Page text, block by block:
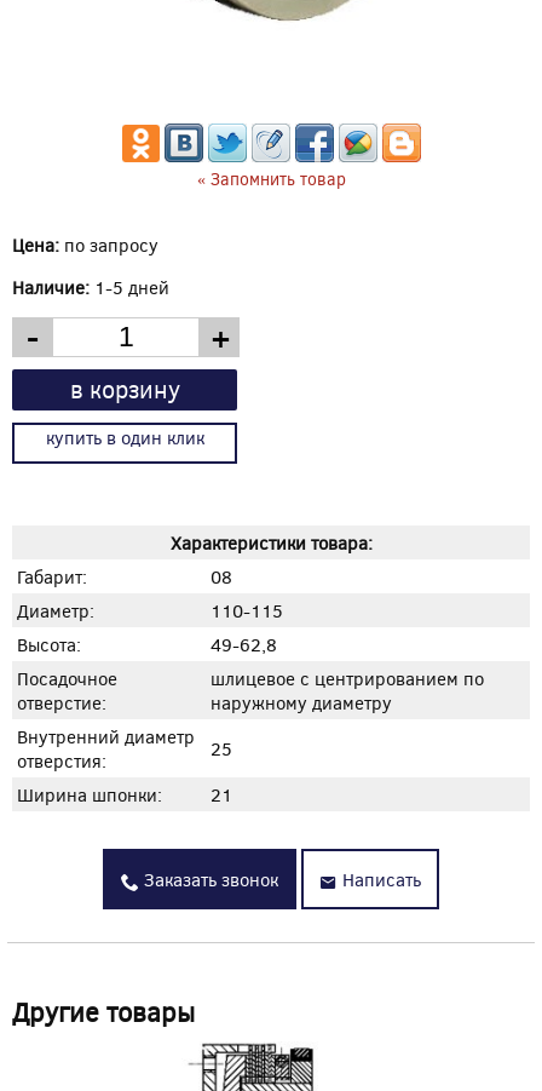
« Запомнить товар
Цена: по запросу
Наличие: 1-5 дней
- +
в корзину
купить в один клик
Характеристики товара:
Габарит:
08
Диаметр:
110-115
Высота:
49-62,8
Посадочное
отверстие:
шлицевое с центрированием по
наружному диаметру
Внутренний диаметр
отверстия:
25
Ширина шпонки:
21
Заказать звонок Написать
Другие товары